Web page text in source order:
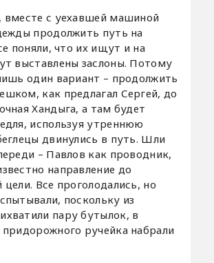
с уехавшей машиной
продолжить путь на
поняли, что их ищут и на
выставлены заслоны. Потому
один вариант – продолжить
как предлагал Сергей, до
Хандыга, а там будет
используя утреннюю
двинулись в путь. Шли
– Павлов как проводник,
направление до
цели. Все проголодались, но
поскольку из
пару бутылок, в
ручейка набрали